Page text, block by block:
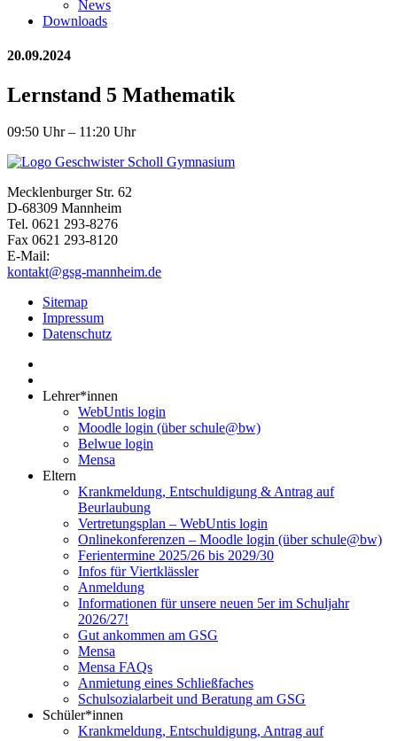
News
Downloads
20.09.2024
Lernstand 5 Mathematik
09:50 Uhr – 11:20 Uhr
Mecklenburger Str. 62
D-68309 Mannheim
Tel. 0621 293-8276
Fax 0621 293-8120
E-Mail:
kontakt@gsg-mannheim.de
Sitemap
Impressum
Datenschutz
Lehrer*innen
WebUntis login
Moodle login (über schule@bw)
Belwue login
Mensa
Eltern
Krankmeldung, Entschuldigung & Antrag auf
Beurlaubung
Vertretungsplan – WebUntis login
Onlinekonferenzen – Moodle login (über schule@bw)
Ferientermine 2025/26 bis 2029/30
Infos für Viertklässler
Anmeldung
Informationen für unsere neuen 5er im Schuljahr
2026/27!
Gut ankommen am GSG
Mensa
Mensa FAQs
Anmietung eines Schließfaches
Schulsozialarbeit und Beratung am GSG
Schüler*innen
Krankmeldung, Entschuldigung, Antrag auf